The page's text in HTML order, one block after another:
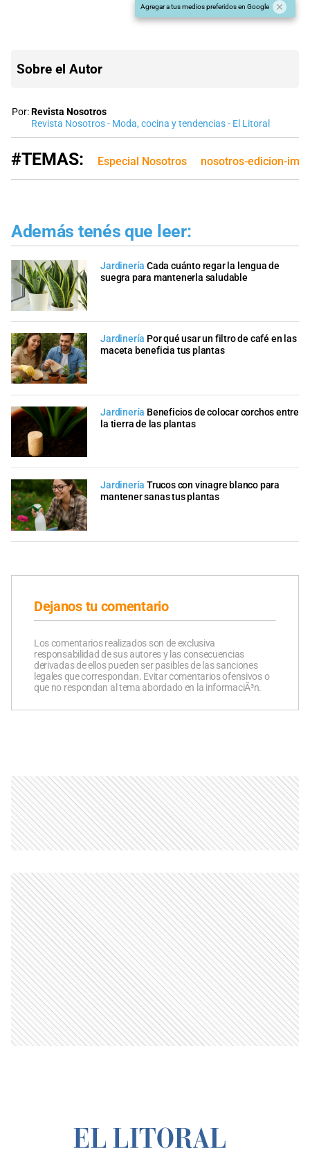
Agregar a tus medios preferidos en Google
Sobre el Autor
Por:Revista Nosotros
Revista Nosotros - Moda, cocina y tendencias - El Litoral
#TEMAS: Especial Nosotros nosotros-edicion-
Además tenés que leer:
Jardinería Cada cuánto regar la lengua de
suegra para mantenerla saludable
Jardinería Por qué usar un filtro de café en las
maceta beneficia tus plantas
Jardinería Beneficios de colocar corchos entre
la tierra de las plantas
Jardinería Trucos con vinagre blanco para
mantener sanas tus plantas
Dejanos tu comentario
Los comentarios realizados son de exclusiva
responsabilidad de sus autores y las consecuencias
derivadas de ellos pueden ser pasibles de las sanciones
legales que correspondan. Evitar comentarios ofensivos o
que no respondan al tema abordado en la informaciÃ³n.